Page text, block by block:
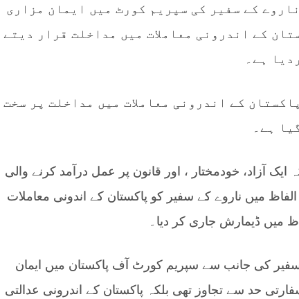
کے سفیر کی سپریم کورٹ میں ایمان مزاری
کے اندرونی معاملات میں مداخلت قرار دیتے
ہے۔
کے اندرونی معاملات میں مداخلت پر سخت
ہے۔
آزاد، خودمختار ، اور قانون پر عمل درآمد کرنے والی
میں ناروے کے سفیر کو پاکستان کے اندونی معاملات
میں ڈیمارش جاری کر دیا۔
نومبر 2025 کو ناروے کے سفیر کی جانب سے سپریم کورٹ آف پاکستان میں ایمان
سے تجاوز تھی بلکہ پاکستان کے اندرونی عدالتی